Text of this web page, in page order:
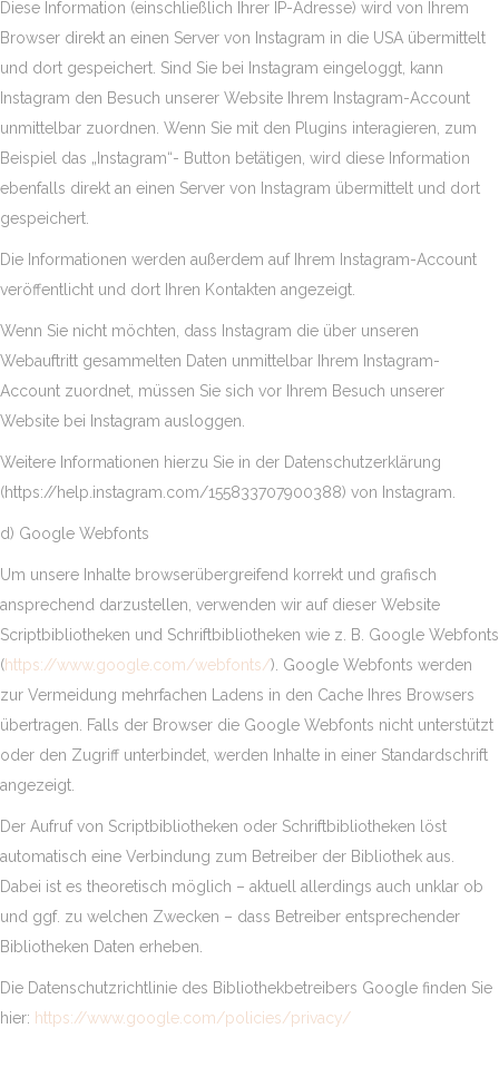
Diese Information (einschließlich Ihrer IP-Adresse) wird von Ihrem
Browser direkt an einen Server von Instagram in die USA übermittelt
und dort gespeichert. Sind Sie bei Instagram eingeloggt, kann
Instagram den Besuch unserer Website Ihrem Instagram-Account
unmittelbar zuordnen. Wenn Sie mit den Plugins interagieren, zum
Beispiel das „Instagram“- Button betätigen, wird diese Information
ebenfalls direkt an einen Server von Instagram übermittelt und dort
gespeichert.
Die Informationen werden außerdem auf Ihrem Instagram-Account
veröffentlicht und dort Ihren Kontakten angezeigt.
Wenn Sie nicht möchten, dass Instagram die über unseren
Webauftritt gesammelten Daten unmittelbar Ihrem Instagram-
Account zuordnet, müssen Sie sich vor Ihrem Besuch unserer
Website bei Instagram ausloggen.
Weitere Informationen hierzu Sie in der Datenschutzerklärung
(https://help.instagram.com/155833707900388) von Instagram.
d) Google Webfonts
Um unsere Inhalte browserübergreifend korrekt und grafisch
ansprechend darzustellen, verwenden wir auf dieser Website
Scriptbibliotheken und Schriftbibliotheken wie z. B. Google Webfonts
(https://www.google.com/webfonts/). Google Webfonts werden
zur Vermeidung mehrfachen Ladens in den Cache Ihres Browsers
übertragen. Falls der Browser die Google Webfonts nicht unterstützt
oder den Zugriff unterbindet, werden Inhalte in einer Standardschrift
angezeigt.
Der Aufruf von Scriptbibliotheken oder Schriftbibliotheken löst
automatisch eine Verbindung zum Betreiber der Bibliothek aus.
Dabei ist es theoretisch möglich – aktuell allerdings auch unklar ob
und ggf. zu welchen Zwecken – dass Betreiber entsprechender
Bibliotheken Daten erheben.
Die Datenschutzrichtlinie des Bibliothekbetreibers Google finden Sie
hier: https://www.google.com/policies/privacy/